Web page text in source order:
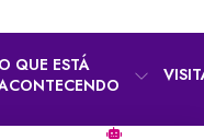
O QUE ESTÁ